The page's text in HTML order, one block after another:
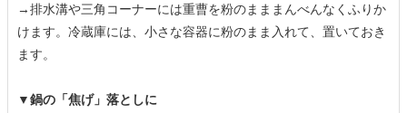
→排水溝や三角コーナーには重曹を粉のまままんべんなくふりか
けます。冷蔵庫には、小さな容器に粉のまま入れて、置いておき
ます。
▼鍋の「焦げ」落としに